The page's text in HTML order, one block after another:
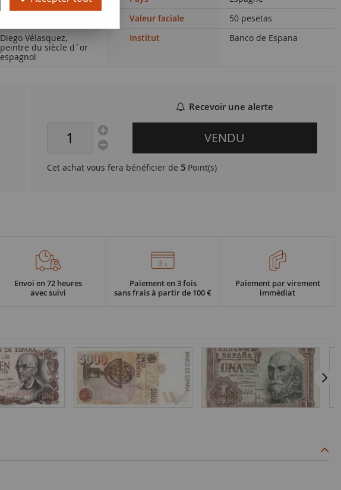
Valeur faciale
50 pesetas
Diego Vélasquez,
peintre du siècle d´or
espagnol
Institut Banco de Espana
Recevoir une alerte
VENDU
Cet achat vous fera bénéficier de 5 Point(s)
Envoi en 72 heures
avec suivi
Paiement en 3 fois
sans frais à partir de 100 €
Paiement par virement
immédiat